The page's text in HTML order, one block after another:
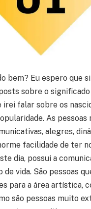
bem? Eu espero que
sobre o significado
irei falar sobre os
As pessoas
alegres,
facilidade de ter
dia, possui a
vida. São pessoas
para a área artística,
são pessoas muito